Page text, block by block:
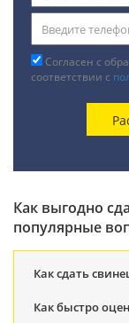
Согласен с
соответствии с
Как выгодно
популярные
Как сдать
Как быстро